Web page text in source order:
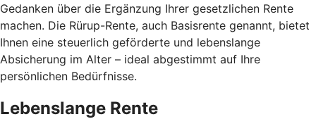
Gedanken über die Ergänzung Ihrer gesetzlichen Rente
machen. Die Rürup-Rente, auch Basisrente genannt, bietet
Ihnen eine steuerlich geförderte und lebenslange
Absicherung im Alter – ideal abgestimmt auf Ihre
persönlichen Bedürfnisse.
Lebenslange Rente